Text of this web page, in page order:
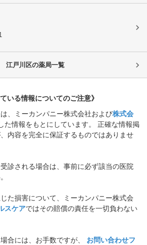
江戸川区の薬局一覧
ている情報についてのご注意》
、ミーカンパニー株式会社および株式会
た情報をもとにしています。 正確な情報掲
内容を完全に保証するものではありませ
診される場合は、事前に必ず該当の医院
た損害について、ミーカンパニー株式会
スケアではその賠償の責任を一切負わない
合には、お手数ですが、
お問い合わせフ